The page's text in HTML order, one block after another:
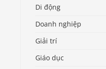
Di động
Doanh nghiệp
Giải trí
Giáo dục